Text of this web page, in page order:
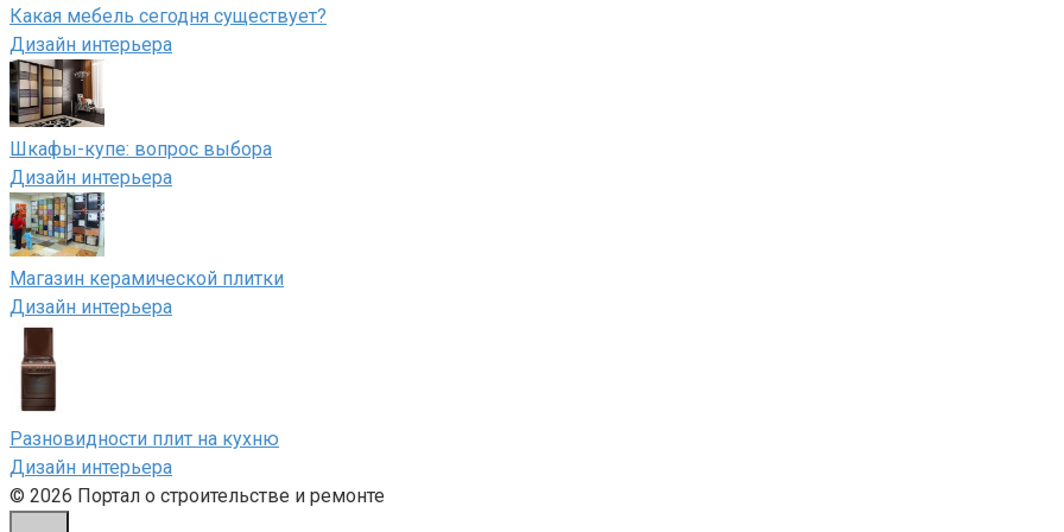
Какая мебель сегодня существует?
Дизайн интерьера
Шкафы-купе: вопрос выбора
Дизайн интерьера
Магазин керамической плитки
Дизайн интерьера
Разновидности плит на кухню
Дизайн интерьера
© 2026 Портал о строительстве и ремонте